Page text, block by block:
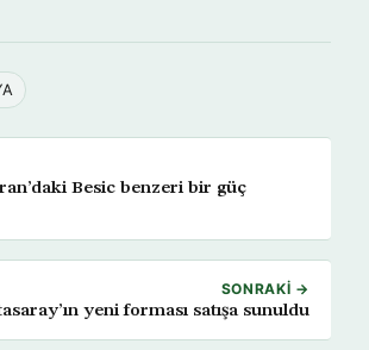
Besic benzeri bir güç
SONRAKI →
yeni forması satışa sunuldu